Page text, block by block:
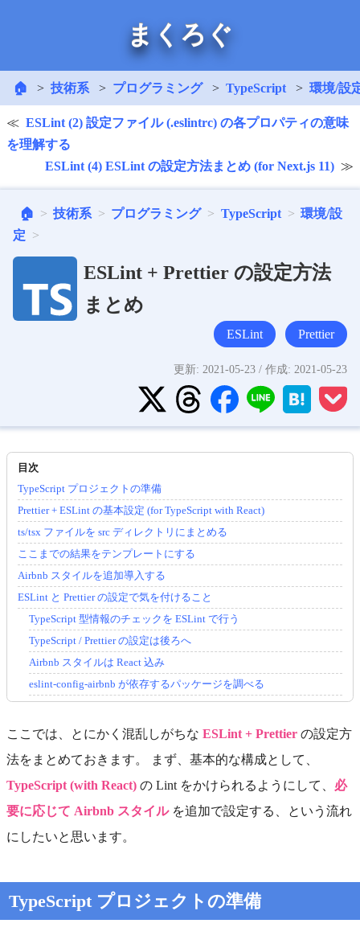
まくろぐ
🏠 技術系 プログラミング TypeScript 環境/設
ESLint (2) 設定ファイル (.eslintrc) の各プロパティの意味
を理解する
ESLint (4) ESLint の設定方法まとめ (for Next.js 11)
🏠 技術系 プログラミング TypeScript
環境/設
定
ESLint + Prettier の設定方法
まとめ
ESLint Prettier
更新: 2021-05-23 / 作成: 2021-05-23
TypeScript プロジェクトの準備
Prettier + ESLint の基本設定 (for TypeScript with React)
ts/tsx ファイルを src ディレクトリにまとめる
ここまでの結果をテンプレートにする
Airbnb スタイルを追加導入する
ESLint と Prettier の設定で気を付けること
TypeScript 型情報のチェックを ESLint で行う
TypeScript / Prettier の設定は後ろへ
Airbnb スタイルは React 込み
eslint-config-airbnb が依存するパッケージを調べる
ここでは、とにかく混乱しがちな ESLint + Prettier の設定方
法をまとめておきます。 まず、基本的な構成として、
TypeScript (with React) の Lint をかけられるようにして、 必
要に応じて Airbnb スタイルを追加で設定する、という流れ
にしたいと思います。
TypeScript プロジェクトの準備